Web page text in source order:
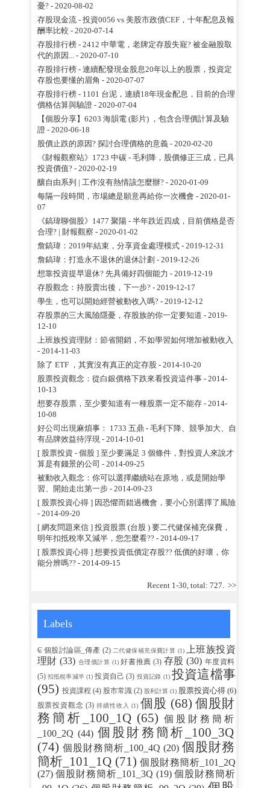
憂?- 2020-08-02
存股現金流 - 投資0056 vs 美股市政債CEF，十年配息及報
酬率比較 - 2020-07-14
存股排行榜 - 2412 中華電，老牌定存股失寵? 被金融股取
代的原因...
- 2020-07-10
存股排行榜 - 連續配發現金股息20年以上的股票，投資定
存股也要懂的眉角 - 2020-07-07
存股排行榜 - 1101 台泥，連續18年現金配息，目前的合理
價格估算與驗證- 2020-07-04
【個股分享】6203 海韻電 (影片) ，包含合理價計算及驗
證- 2020-06-18
股價止跌的原因? 探討合理價格的意義- 2020-02-20
《財報觀察站》1723 中碳 - 毛利降，股價修正三成，已具
投資價值?- 2020-02-19
釀自由系列 | 工作沒有熱情該怎麼辦?- 2020-01-09
每隔一段時間，市場總是願意再給你一次機會 - 2020-01-
07
《鎬瑋聊個股》1477 聚陽 - 半年跌近四成，目前價格是否
合理? | 財報觀察 - 2020-01-02
詹鎬瑋：2019年結束，分享資金處理模式- 2019-12-31
詹鎬瑋：打造永不退休的退休計劃 - 2019-12-26
想靠投資提早退休? 先具備好四個能力 - 2019-12-19
存股觀念：持股賣出後，下一步?- 2019-12-17
學生，也可以開始經營被動收入嗎?- 2019-12-12
存股票的三大風險隱憂，存股族的你一定要知道 - 2019-
12-10
上班族投資理財：節省開銷，不如學習如何增加被動收入
- 2014-11-03
除了 ETF ，其實沒有真正的定存股- 2014-10-20
股票投資觀念：從白銀價格下跌來看投資這件事- 2014-
10-13
想要存股票，至少要知道有一種股票一定不能存 - 2014-
10-08
好公司出現麻煩事： 1733 五鼎 - 毛利下降、競爭加大、自
有品牌效益待浮現 - 2014-10-01
[ 股票投資 - 個股 ] 至少要滿足 3 個條件，對投資人來說才
算是有錢景的公司 - 2014-09-25
被動收入觀念：你可以選擇繼續站在原地，或是開始學
習、開始走出第一步 - 2014-09-23
[ 股票投資心得 ] 因恐懼而錯過機會，要小心別選擇了風險
- 2014-09-20
[ 網友問題來信 ] 投資股票 (台股 ) 要二代健保補充保費，
明年扣抵稅率又減半，您怎麼看??- 2014-09-17
[ 股票投資心得 ] 想要投資低價定存股?? 低價的好壞，你
能分辨嗎??- 2014-09-15
Recent 1-30, total: 727. >>
Labels
₢ 個股討論區_傳產 (2) 二代健保補充保費計算 (1)
上班族投資
理財 (33) 合理價計算 (1) 好書推薦 (3) 存股 (30) 年度資料
(5) 扣抵稅率減半 (1) 投資自己 (3) 投資記錄 (1) 投資這檔事
(95) 投資課程 (4) 股市常識 (2) 股利計算 (1) 股票投資心得 (6)
股票投資觀念 (3) 持續性收入 (1) 個股 (68) 個股財
務簡析_100_1Q (65) 個股財務簡析
_100_2Q (44) 個股財務簡析_100_3Q
(74) 個股財務簡析_100_4Q (20) 個股財務
簡析_101_1Q (71) 個股財務簡析_101_2Q
(27) 個股財務簡析_101_3Q (19) 個股財務簡析